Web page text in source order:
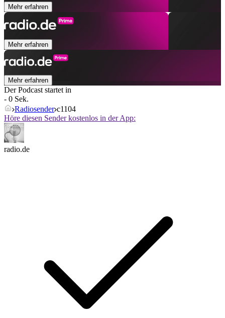
Mehr erfahren
Mehr erfahren
Mehr erfahren
Der Podcast startet in
- 0 Sek.
Radiosender c1104
Höre diesen Sender kostenlos in der App:
radio.de